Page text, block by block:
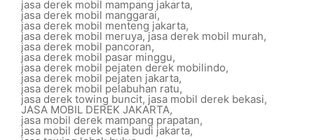
jasa derek mobil mampang jakarta,
jasa derek mobil manggarai,
jasa derek mobil menteng jakarta,
jasa derek mobil meruya,jasa derek mobil murah,
jasa derek mobil pancoran,
jasa derek mobil pasar minggu,
jasa derek mobil pejaten derek mobilindo,
jasa derek mobil pejaten jakarta,
jasa derek mobil pelabuhan ratu,
jasa derek towing buncit, jasa mobil derek bekasi,
JASA MOBIL DEREK JAKARTA,
jasa mobil derek mampang prapatan,
jasa mobil derek setia budi jakarta,